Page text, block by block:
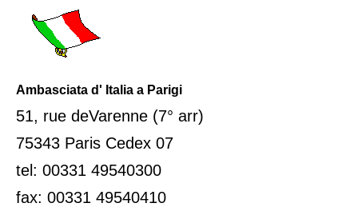
Ambasciata d' Italia a Parigi
51, rue deVarenne (7° arr)
75343 Paris Cedex 07
tel: 00331 49540300
fax: 00331 49540410